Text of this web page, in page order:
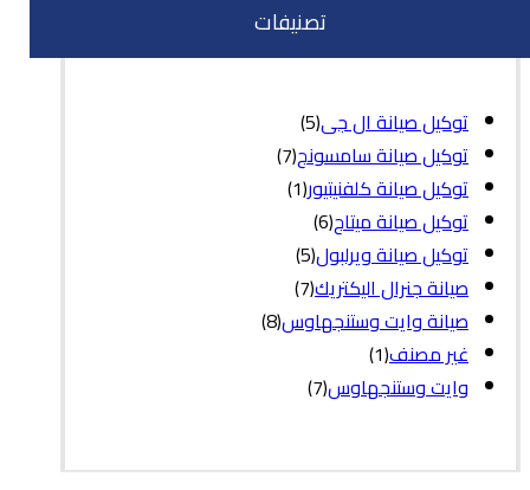
تصنيفات
توكيل صيانة ال جى(5)
توكيل صيانة سامسونج(7)
توكيل صيانة كلفنيتيور(1)
توكيل صيانة ميتاج(6)
توكيل صيانة ويرلبول(5)
صيانة جنرال اليكتريك(7)
صيانة وايت وستنجهاوس(8)
غير مصنف(1)
وايت وستنجهاوس(7)